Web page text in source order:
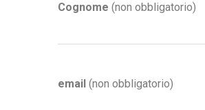
Cognome (non obbligatorio)
email (non obbligatorio)